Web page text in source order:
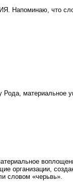
Напоминаю, что
материальное
организации,
словом «черьвь».